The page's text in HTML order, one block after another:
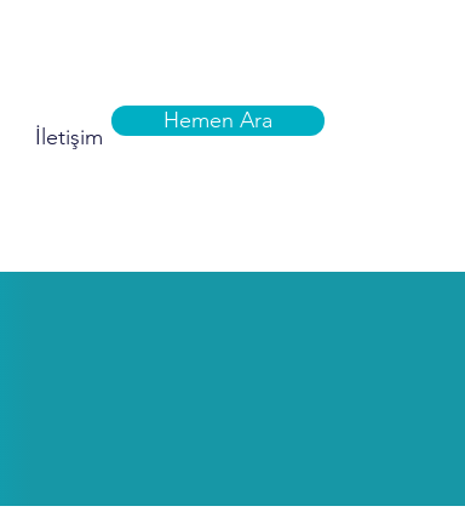
Hemen Ara
İletişim